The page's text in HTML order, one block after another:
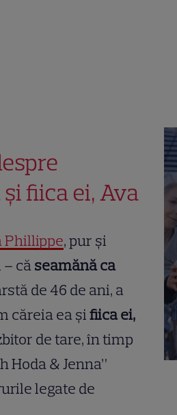
fiica ei, Ava
Phillippe, pur și
– căseamănă ca
de 46 de ani, a
căreia ea șifiica ei,
de tare, în timp
Hoda & Jenna”
legate de